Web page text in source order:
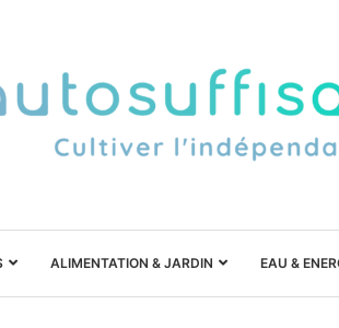
ALIMENTATION & JARDIN EAU &